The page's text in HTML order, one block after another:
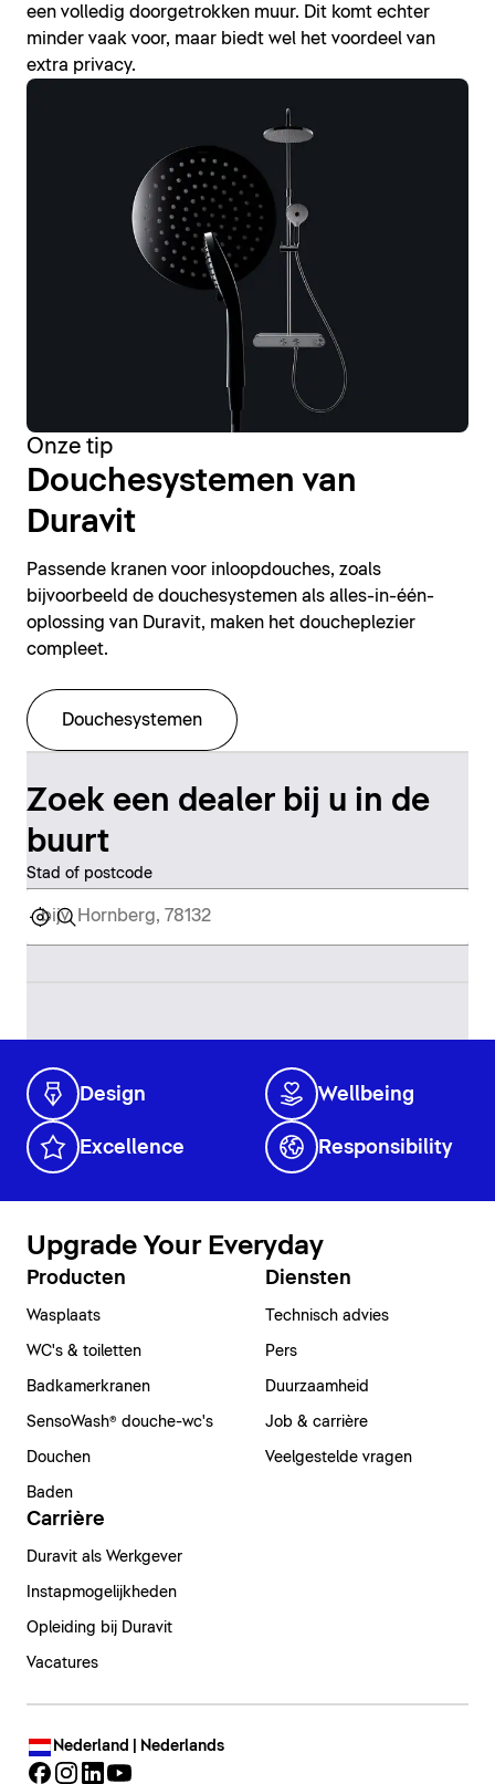
een volledig doorgetrokken muur. Dit komt echter
minder vaak voor, maar biedt wel het voordeel van
extra privacy.
Onze tip
Douchesystemen van
Duravit
Passende kranen voor inloopdouches, zoals
bijvoorbeeld de douchesystemen als alles-in-één-
oplossing van Duravit, maken het doucheplezier
compleet.
Douchesystemen
Zoek een dealer bij u in de
buurt
Stad of postcode
Design Wellbeing
Excellence Responsibility
Upgrade Your Everyday
Producten
Wasplaats
WC's & toiletten
Badkamerkranen
SensoWash® douche-wc's
Douchen
Baden
Diensten
Technisch advies
Pers
Duurzaamheid
Job & carrière
Veelgestelde vragen
Carrière
Duravit als Werkgever
Instapmogelijkheden
Opleiding bij Duravit
Vacatures
Nederland | Nederlands